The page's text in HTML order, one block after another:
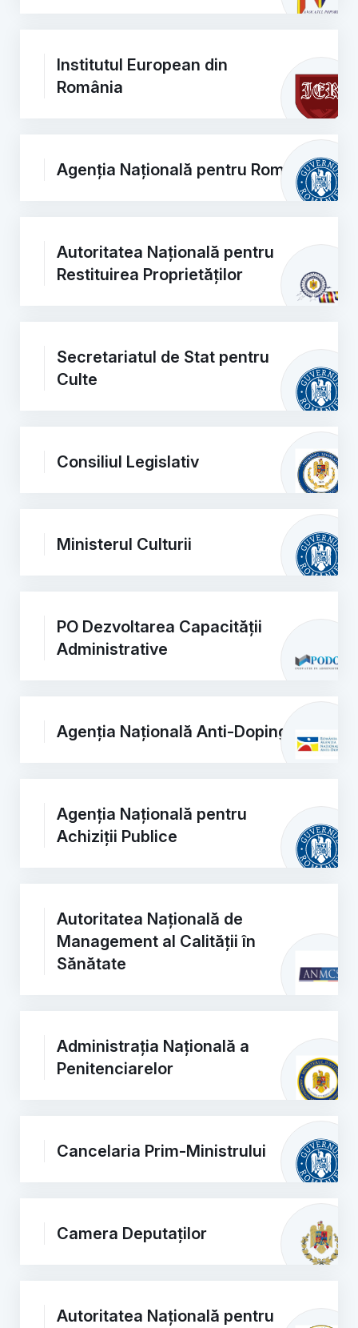
Institutul European din
România
Agenția Națională pentru Romi
Autoritatea Națională pentru
Restituirea Proprietăților
Secretariatul de Stat pentru
Culte
Consiliul Legislativ
Ministerul Culturii
PO Dezvoltarea Capacității
Administrative
Agenția Națională Anti-Doping
Agenția Națională pentru
Achiziții Publice
Autoritatea Națională de
Management al Calității în
Sănătate
Administrația Națională a
Penitenciarelor
Cancelaria Prim-Ministrului
Camera Deputaților
Autoritatea Națională pentru